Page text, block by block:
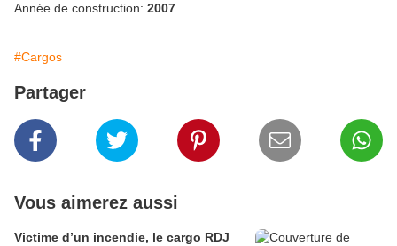
Année de construction: 2007
#Cargos
Partager
Vous aimerez aussi
Victime d’un incendie, le cargo RDJ